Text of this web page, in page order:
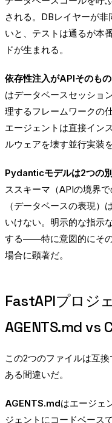
される。DBレイヤーが
いと、テストは通るが本
ドが生まれる。
依存性注入がAPIそのもの
はデータベースセッショ
理するフレームワークの
エージェントは直接イン
ルウェアを壊す並行実装を
Pydanticモデルは2つの別
ススキーマ（APIの境界
（データベースの表現）
いけない。明示的な指示
する——特に意図的にそ
場合に顕著だ。
FastAPIプロジ
AGENTS.md vs
この2つのファイルは互
ある間違いだ。
AGENTS.mdはエージェ
ジェントにコードベース